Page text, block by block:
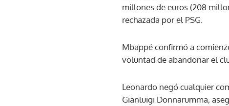
millones de euros (208
rechazada por el PSG.
Mbappé confirmó a
voluntad de abandonar el
Leonardo negó cualquier
Gianluigi Donnarumma,